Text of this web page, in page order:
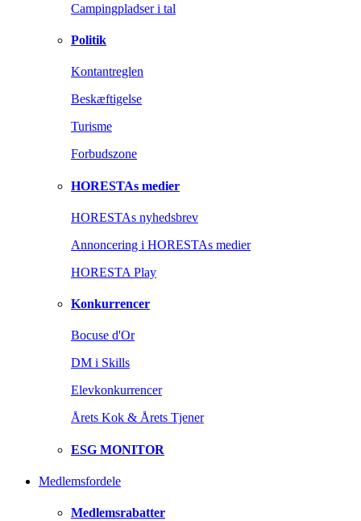
Campingpladser i tal
Politik
Kontantreglen
Beskæftigelse
Turisme
Forbudszone
HORESTAs medier
HORESTAs nyhedsbrev
Annoncering i HORESTAs medier
HORESTA Play
Konkurrencer
Bocuse d'Or
DM i Skills
Elevkonkurrencer
Årets Kok & Årets Tjener
ESG MONITOR
Medlemsfordele
Medlemsrabatter